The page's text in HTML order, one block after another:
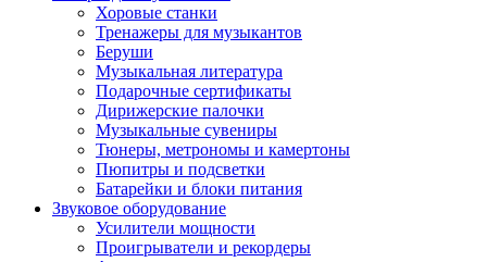
Хоровые станки
Тренажеры для музыкантов
Беруши
Музыкальная литература
Подарочные сертификаты
Дирижерские палочки
Музыкальные сувениры
Тюнеры, метрономы и камертоны
Пюпитры и подсветки
Батарейки и блоки питания
Звуковое оборудование
Усилители мощности
Проигрыватели и рекордеры